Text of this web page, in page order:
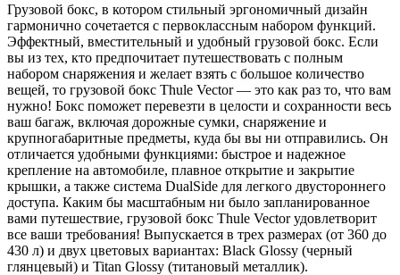
Грузовой бокс, в котором стильный эргономичный дизайн
гармонично сочетается с первоклассным набором функций.
Эффектный, вместительный и удобный грузовой бокс. Если
вы из тех, кто предпочитает путешествовать с полным
набором снаряжения и желает взять с большое количество
вещей, то грузовой бокс Thule Vector ― это как раз то, что вам
нужно! Бокс поможет перевезти в целости и сохранности весь
ваш багаж, включая дорожные сумки, снаряжение и
крупногабаритные предметы, куда бы вы ни отправились. Он
отличается удобными функциями: быстрое и надежное
крепление на автомобиле, плавное открытие и закрытие
крышки, а также система DualSide для легкого двустороннего
доступа. Каким бы масштабным ни было запланированное
вами путешествие, грузовой бокс Thule Vector удовлетворит
все ваши требования! Выпускается в трех размерах (от 360 до
430 л) и двух цветовых вариантах: Black Glossy (черный
глянцевый) и Titan Glossy (титановый металлик).